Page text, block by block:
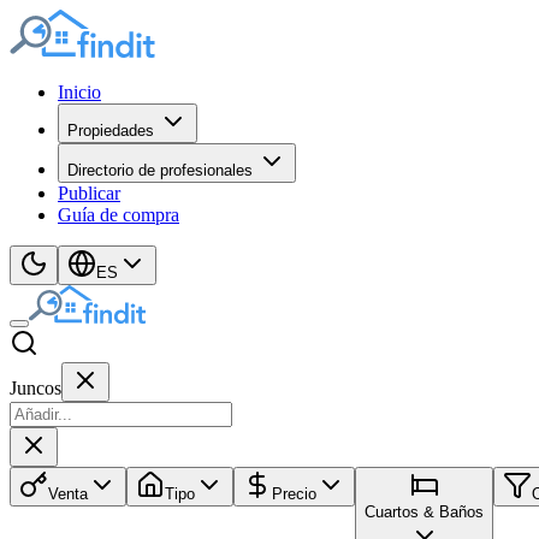
Inicio
Propiedades
Directorio de profesionales
Publicar
Guía de compra
ES
Juncos
Venta Tipo
Precio
Cuartos & Baños